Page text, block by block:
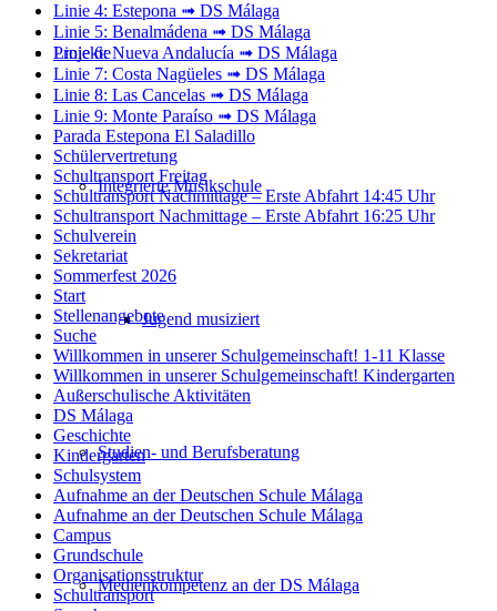
Projekte
Integrierte Musikschule
Jugend musiziert
Studien- und Berufsberatung
Medienkompetenz an der DS Málaga
Linie 4: Estepona ➟ DS Málaga
Linie 5: Benalmádena ➟ DS Málaga
Linie 6: Nueva Andalucía ➟ DS Málaga
Linie 7: Costa Nagüeles ➟ DS Málaga
Linie 8: Las Cancelas ➟ DS Málaga
Linie 9: Monte Paraíso ➟ DS Málaga
Parada Estepona El Saladillo
Schülervertretung
Schultransport Freitag
Schultransport Nachmittage – Erste Abfahrt 14:45 Uhr
Schultransport Nachmittage – Erste Abfahrt 16:25 Uhr
Schulverein
Sekretariat
Sommerfest 2026
Start
Stellenangebote
Suche
Willkommen in unserer Schulgemeinschaft! 1-11 Klasse
Willkommen in unserer Schulgemeinschaft! Kindergarten
Außerschulische Aktivitäten
DS Málaga
Geschichte
Kindergarten
Schulsystem
Aufnahme an der Deutschen Schule Málaga
Aufnahme an der Deutschen Schule Málaga
Campus
Grundschule
Organisationsstruktur
Schultransport